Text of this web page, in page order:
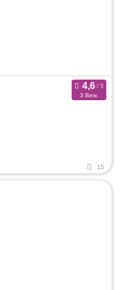
3 Bew.
15